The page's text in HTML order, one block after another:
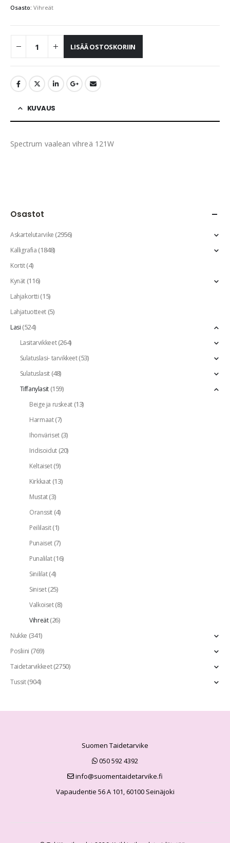
Osasto: Vihreät
LISÄÄ OSTOSKORIIN
KUVAUS
Spectrum vaalean vihreä 121W
Osastot
Askartelutarvike(2956)
Kalligrafia(1848)
Kortit(4)
Kynät(116)
Lahjakortti(15)
Lahjatuotteet(5)
Lasi(524)
Lasitarvikkeet(264)
Sulatuslasi- tarvikkeet(53)
Sulatuslasit(48)
Tiffanylasit(159)
Beige ja ruskeat(13)
Harmaat(7)
Ihonväriset(3)
Iridisoidut(20)
Keltaiset(9)
Kirkkaat(13)
Mustat(3)
Oranssit(4)
Peililasit(1)
Punaiset(7)
Punalilat(16)
Sinililat(4)
Siniset(25)
Valkoiset(8)
Vihreät(26)
Nukke (341)
Posliini (769)
Taidetarvikkeet(2750)
Tussit(904)
Suomen Taidetarvike
050 592 4392
info@suomentaidetarvike.fi
Vapaudentie 56 A 101, 60100 Seinäjoki